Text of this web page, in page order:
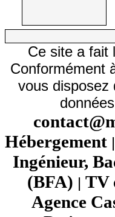
Ce site a fait
Conformément
vous disposez
Hébergement |
Ingénieur,
(BFA) | TV
Agence